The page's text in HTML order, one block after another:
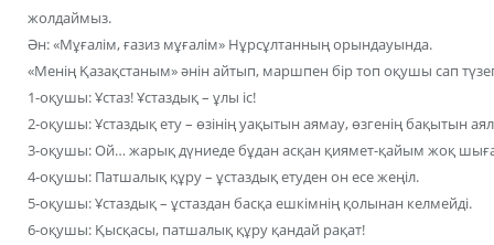
жолдаймыз.
Ән: «Мұғалім, ғазиз мұғалім» Нұрсұлтанның орындауында.
«Менің Қазақстаным» әнін айтып, маршпен бір топ оқушы сап
1-оқушы: Ұстаз! Ұстаздық – ұлы іс!
2-оқушы: Ұстаздық ету – өзінің уақытын аямау, өзгенің бақытын
3-оқушы: Ой… жарық дүниеде бұдан асқан қиямет-қайым жоқ
4-оқушы: Патшалық құру – ұстаздық етуден он есе жеңіл.
5-оқушы: Ұстаздық – ұстаздан басқа ешкімнің қолынан келмейді.
6-оқушы: Қысқасы, патшалық құру қандай рақат!